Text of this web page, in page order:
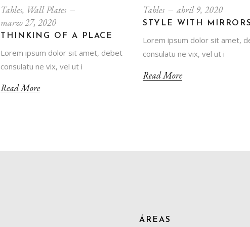
Tables, Wall Plates
marzo 27, 2020
THINKING OF A PLACE
Lorem ipsum dolor sit amet, debet
consulatu ne vix, vel ut i
Read More
Tables abril 9, 2020
STYLE WITH MIRRORS
Lorem ipsum dolor sit amet,
consulatu ne vix, vel ut i
Read More
ÁREAS